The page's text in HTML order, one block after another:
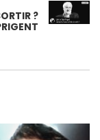
?